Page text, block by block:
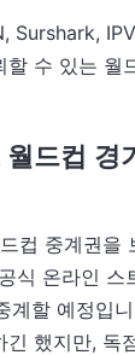
Surshark,
수 있는 월
드컵 경
컵 중계권을
식 온라인 스
계할 예정입
했지만, 독